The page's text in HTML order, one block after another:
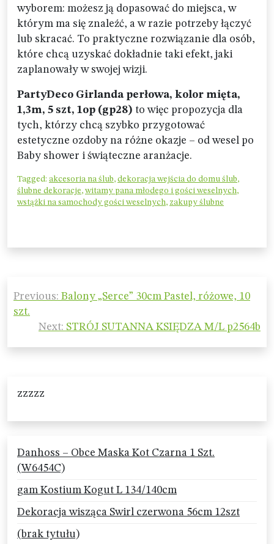
wyborem: możesz ją dopasować do miejsca, w
którym ma się znaleźć, a w razie potrzeby łączyć
lub skracać. To praktyczne rozwiązanie dla osób,
które chcą uzyskać dokładnie taki efekt, jaki
zaplanowały w swojej wizji.
PartyDeco Girlanda perłowa, kolor mięta,
1,3m, 5 szt, 1op (gp28) to więc propozycja dla
tych, którzy chcą szybko przygotować
estetyczne ozdoby na różne okazje – od wesel po
Baby shower i świąteczne aranżacje.
Tagged: akcesoria na ślub, dekoracja wejścia do domu ślub,
ślubne dekoracje, witamy pana młodego i gości weselnych,
wstążki na samochody gości weselnych, zakupy ślubne
Nawigacja
wpisu
Previous: Balony „Serce” 30cm Pastel, różowe, 10
szt.
Next: STRÓJ SUTANNA KSIĘDZA M/L p2564b
zzzzz
Danhoss – Obce Maska Kot Czarna 1 Szt.
(W6454C)
gam Kostium Kogut L 134/140cm
Dekoracja wisząca Swirl czerwona 56cm 12szt
(brak tytułu)